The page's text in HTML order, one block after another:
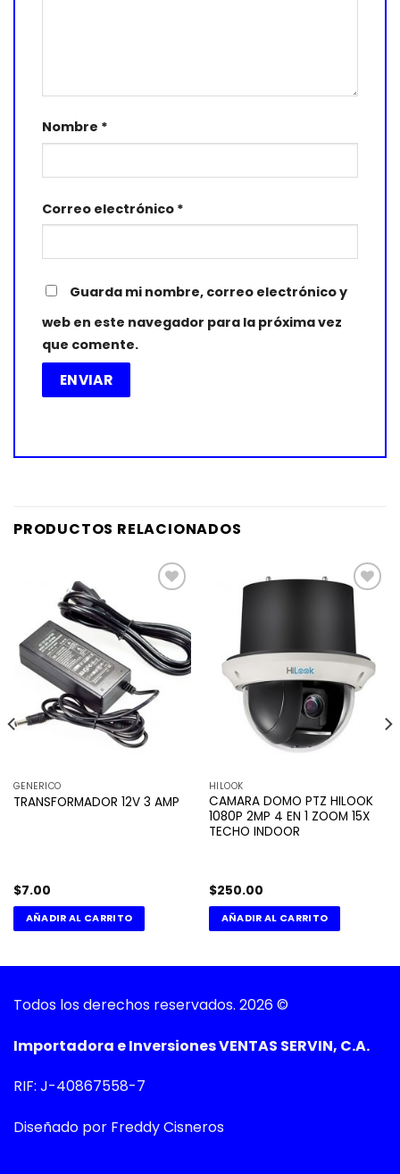
Nombre *
Correo electrónico *
Guarda mi nombre, correo electrónico y
web en este navegador para la próxima vez
que comente.
PRODUCTOS RELACIONADOS
lista de
deseos
GENERICO
TRANSFORMADOR 12V 3 AMP
$7.00
AÑADIR AL CARRITO
Añadir
a la
lista de
deseos
HILOOK
CAMARA DOMO PTZ HILOOK
1080P 2MP 4 EN 1 ZOOM 15X
TECHO INDOOR
$250.00
AÑADIR AL CARRITO
Todos los derechos reservados. 2026 ©
Importadora e Inversiones VENTAS SERVIN, C.A.
RIF: J-40867558-7
Diseñado por Freddy Cisneros